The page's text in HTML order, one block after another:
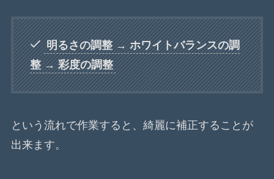
明るさの調整 → ホワイトバランスの調
整 → 彩度の調整
という流れで作業すると、綺麗に補正することが
出来ます。